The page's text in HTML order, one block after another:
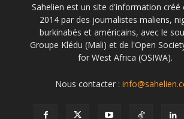
Sahelien est un site d'information créé
2014 par des journalistes maliens,
burkinabés et américains, avec le
Groupe Klédu (Mali) et de l'Open
for West Africa (OSIWA).
Nous contacter :